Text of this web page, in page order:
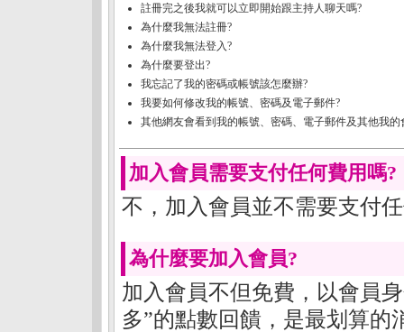
註冊完之後我就可以立即開始跟主持人聊天嗎?
為什麼我無法註冊?
為什麼我無法登入?
為什麼要登出?
我忘記了我的密碼或帳號該怎麼辦?
我要如何修改我的帳號、密碼及電子郵件?
其他網友會看到我的帳號、密碼、電子郵件及其他我的
加入會員需要支付任何費用嗎?
不，加入會員並不需要支付
為什麼要加入會員?
加入會員不但免費，以會員
多”的點數回饋，是最划算的